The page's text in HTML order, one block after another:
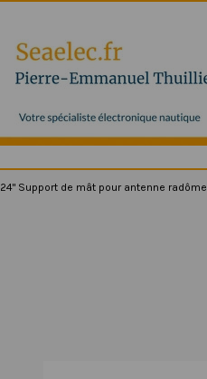
24" Support de mât pour antenne radôme